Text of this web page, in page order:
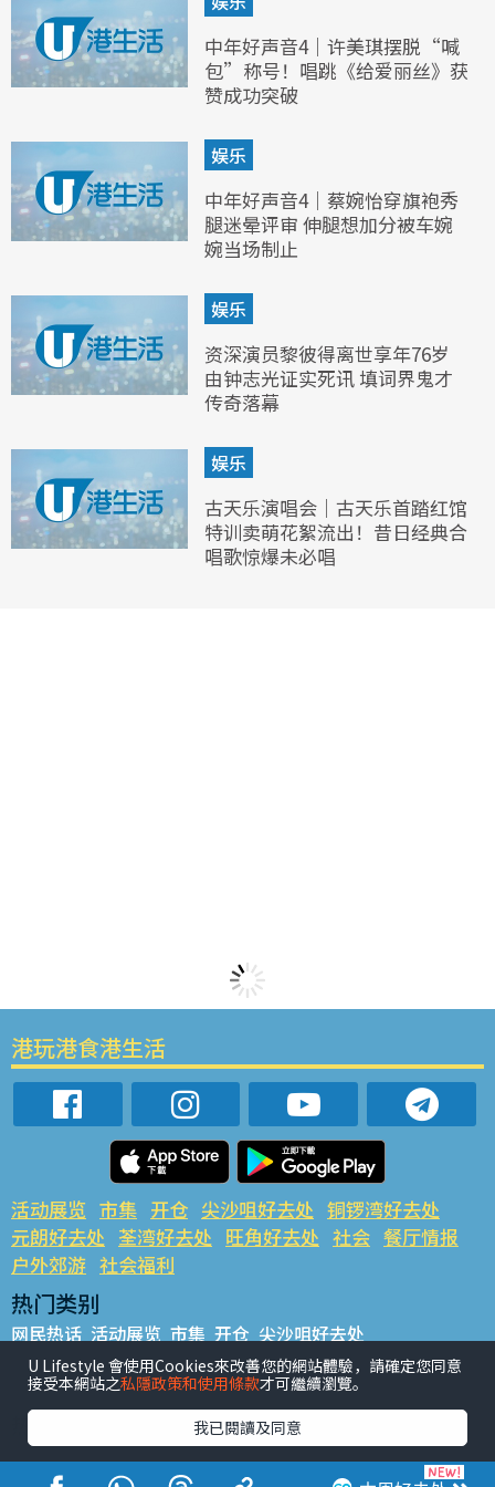
中年好声音4｜许美琪摆脱“喊
包”称号！唱跳《给爱丽丝》获
赞成功突破
娱乐
中年好声音4｜蔡婉怡穿旗袍秀
腿迷晕评审 伸腿想加分被车婉
婉当场制止
娱乐
资深演员黎彼得离世享年76岁
由钟志光证实死讯 填词界鬼才
传奇落幕
娱乐
古天乐演唱会｜古天乐首踏红馆
特训卖萌花絮流出！昔日经典合
唱歌惊爆未必唱
港玩港食港生活
活动展览 市集 开仓 尖沙咀好去处 铜锣湾好去处
元朗好去处 荃湾好去处 旺角好去处 社会 餐厅情报
户外郊游 社会福利
热门类别
网民热话 活动展览 市集 开仓 尖沙咀好去处
铜锣湾好去处 元朗好去处 荃湾好去处 旺角好去处 社会
餐厅情报 户外郊游
热门标签
#UGO揾好去处 #人气活动推介 #美食社群热话
#亲子玩乐好去处
#ULifestyle应用程式 #限时抢
U Lifestyle 會使用Cookies來改善您的網站體驗，請確定您同意
接受本網站之私隱政策和使用條款才可繼續瀏覽。
我已閱讀及同意